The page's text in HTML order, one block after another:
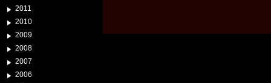
2011
2010
2009
2008
2007
2006